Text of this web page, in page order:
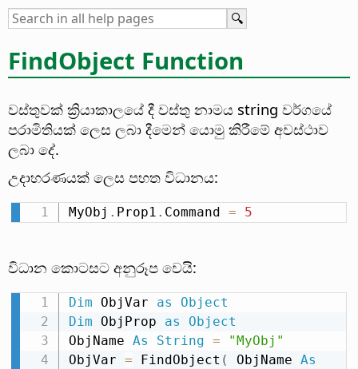
FindObject Function
වස්තුවක් ක්‍රියාකාලයේ දී වස්තු නාමය string වර්ගයේ
පරාමිතියක් ලෙස ලබා දීමෙන් යොමු කිරීමේ අවස්ථාව
ල‍බා දේ.
උදාහරණයක් ලෙස පහත විධානය:
MyObj . Prop1 . Command = 5
විධාන කොටසට අනුරූප වෙයි:
Dim ObjVar as
Object
Dim ObjProp as
Object
ObjName As String =
"MyObj"
ObjVar = FindObject ( ObjName As